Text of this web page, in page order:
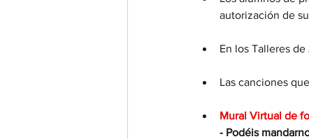
autorización de
En los Talleres
Las canciones
Mural Virtual de
- Podéis